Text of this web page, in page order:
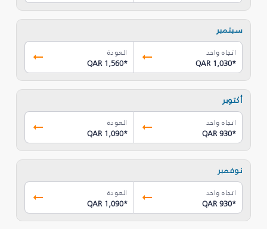
سبتمبر
اتجاه واحد
QAR 1,030*
العودة
QAR 1,560*
أكتوبر
اتجاه واحد
QAR 930*
العودة
QAR 1,090*
نوفمبر
اتجاه واحد
QAR 930*
العودة
QAR 1,090*